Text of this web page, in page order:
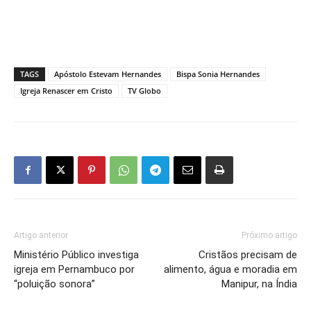
TAGS Apóstolo Estevam Hernandes
Bispa Sonia Hernandes
Igreja Renascer em Cristo
TV Globo
Artigo anterior
Ministério Público investiga
igreja em Pernambuco por
“poluição sonora”
Próximo artigo
Cristãos precisam de
alimento, água e moradia em
Manipur, na Índia